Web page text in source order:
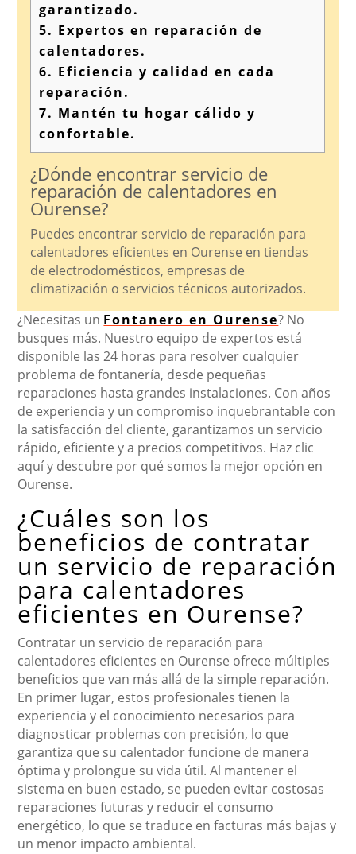
garantizado.
5. Expertos en reparación de
calentadores.
6. Eficiencia y calidad en cada
reparación.
7. Mantén tu hogar cálido y
confortable.
¿Dónde encontrar servicio de
reparación de calentadores en
Ourense?
Puedes encontrar servicio de reparación para
calentadores eficientes en Ourense en tiendas
de electrodomésticos, empresas de
climatización o servicios técnicos autorizados.
¿Necesitas un Fontanero en Ourense? No
busques más. Nuestro equipo de expertos está
disponible las 24 horas para resolver cualquier
problema de fontanería, desde pequeñas
reparaciones hasta grandes instalaciones. Con años
de experiencia y un compromiso inquebrantable con
la satisfacción del cliente, garantizamos un servicio
rápido, eficiente y a precios competitivos. Haz clic
aquí y descubre por qué somos la mejor opción en
Ourense.
¿Cuáles son los
beneficios de contratar
un servicio de reparación
para calentadores
eficientes en Ourense?
Contratar un servicio de reparación para
calentadores eficientes en Ourense ofrece múltiples
beneficios que van más allá de la simple reparación.
En primer lugar, estos profesionales tienen la
experiencia y el conocimiento necesarios para
diagnosticar problemas con precisión, lo que
garantiza que su calentador funcione de manera
óptima y prolongue su vida útil. Al mantener el
sistema en buen estado, se pueden evitar costosas
reparaciones futuras y reducir el consumo
energético, lo que se traduce en facturas más bajas y
un menor impacto ambiental.